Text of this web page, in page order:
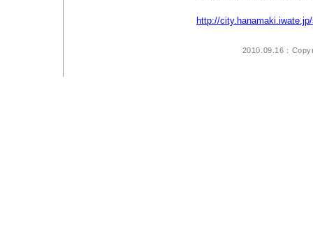
http://
2010.09.16：